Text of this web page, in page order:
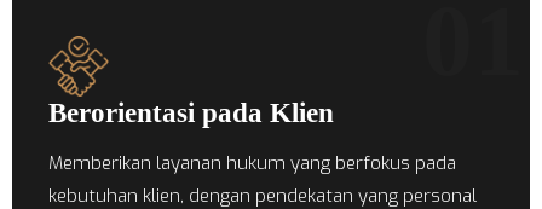
Berorientasi pada Klien
Memberikan layanan hukum yang berfokus pada
kebutuhan klien, dengan pendekatan yang personal